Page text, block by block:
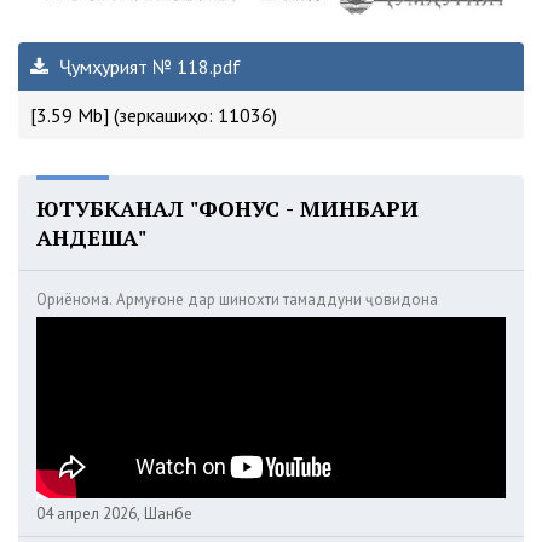
Ҷумҳурият № 118.pdf
[3.59 Mb] (зеркашиҳо: 11036)
ЮТУБКАНАЛ "ФОНУС - МИНБАРИ
АНДЕША"
Ориёнома. Армуғоне дар шинохти тамаддуни ҷовидона
04 апрел 2026, Шанбе